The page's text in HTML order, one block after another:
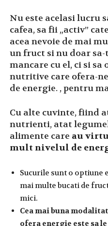
Nu este acelasi lucru
cafea, sa fii „activ”
acea nevoie de mai
un fruct si nu doar
mancare cu el, ci si sa
nutritive care ofera-
de energie. , pentru
Cu alte cuvinte, fiind
nutrienti, atat
alimente care au
mult nivelul de
Sucurile sunt o optiune
mai multe bucati de
mici.
Cea mai buna
ofera energie este sa